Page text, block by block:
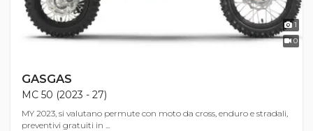
1
0
GASGAS
MC 50 (2023 - 27)
MY 2023, si valutano permute con moto da cross, enduro e stradali,
preventivi gratuiti in ...